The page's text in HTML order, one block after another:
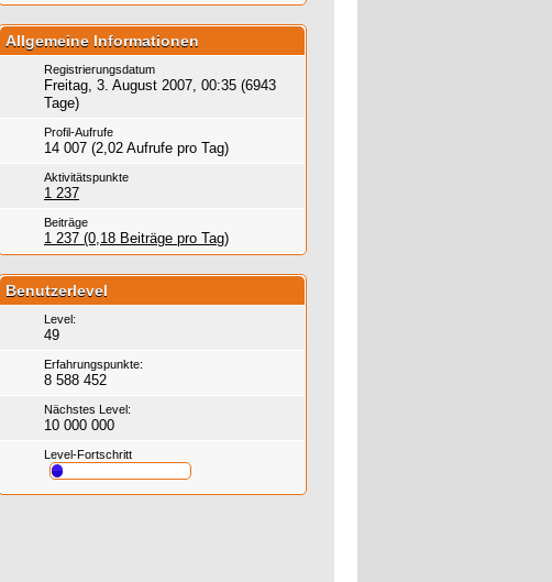
Allgemeine Informationen
Registrierungsdatum
Freitag, 3. August 2007, 00:35 (6943
Tage)
Profil-Aufrufe
14 007 (2,02 Aufrufe pro Tag)
Aktivitätspunkte
1 237
Beiträge
1 237 (0,18 Beiträge pro Tag)
Benutzerlevel
Level:
49
Erfahrungspunkte:
8 588 452
Nächstes Level:
10 000 000
Level-Fortschritt